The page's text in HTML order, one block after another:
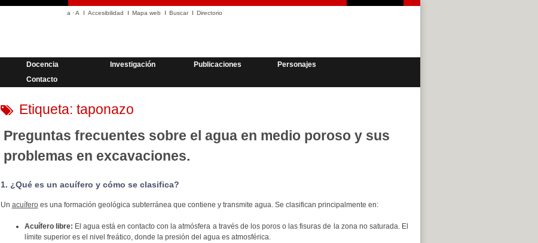
a ·A Accesibilidad Mapa web Buscar Directorio
Docencia Investigación Publicaciones
Personajes
Contacto
Etiqueta: taponazo
Preguntas frecuentes sobre el agua en medio poroso y sus
problemas en excavaciones.
1. ¿Qué es un acuífero y cómo se clasifica?
Un acuíferoes una formación geológica subterránea que contiene y transmite agua. Se clasifican principalmente en:
Acuífero libre: El agua está en contacto con la atmósfera a través de los poros o las fisuras de la zona no saturada. El
límite superior es el nivel freático, donde la presión del agua es atmosférica.